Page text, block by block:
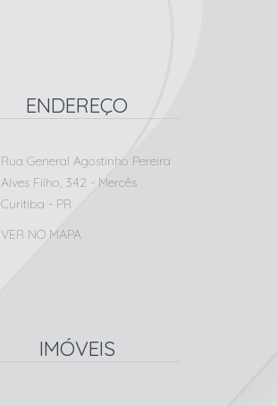
ENDEREÇO
Rua General Agostinho Pereira
Alves Filho, 342 - Mercês
Curitiba - PR
VER NO MAPA
IMÓVEIS